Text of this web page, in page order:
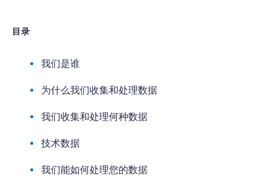
目录
我们是谁
为什么我们收集和处理数据
我们收集和处理何种数据
技术数据
我们能如何处理您的数据